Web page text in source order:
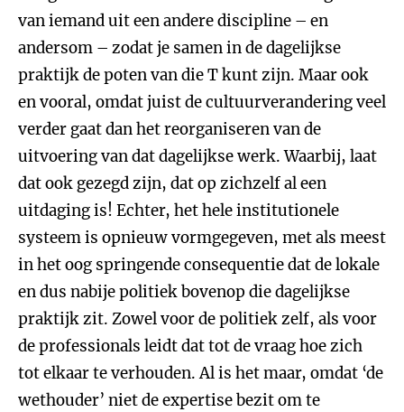
van iemand uit een andere discipline – en
andersom – zodat je samen in de dagelijkse
praktijk de poten van die T kunt zijn. Maar ook
en vooral, omdat juist de cultuurverandering veel
verder gaat dan het reorganiseren van de
uitvoering van dat dagelijkse werk. Waarbij, laat
dat ook gezegd zijn, dat op zichzelf al een
uitdaging is! Echter, het hele institutionele
systeem is opnieuw vormgegeven, met als meest
in het oog springende consequentie dat de lokale
en dus nabije politiek bovenop die dagelijkse
praktijk zit. Zowel voor de politiek zelf, als voor
de professionals leidt dat tot de vraag hoe zich
tot elkaar te verhouden. Al is het maar, omdat ‘de
wethouder’ niet de expertise bezit om te